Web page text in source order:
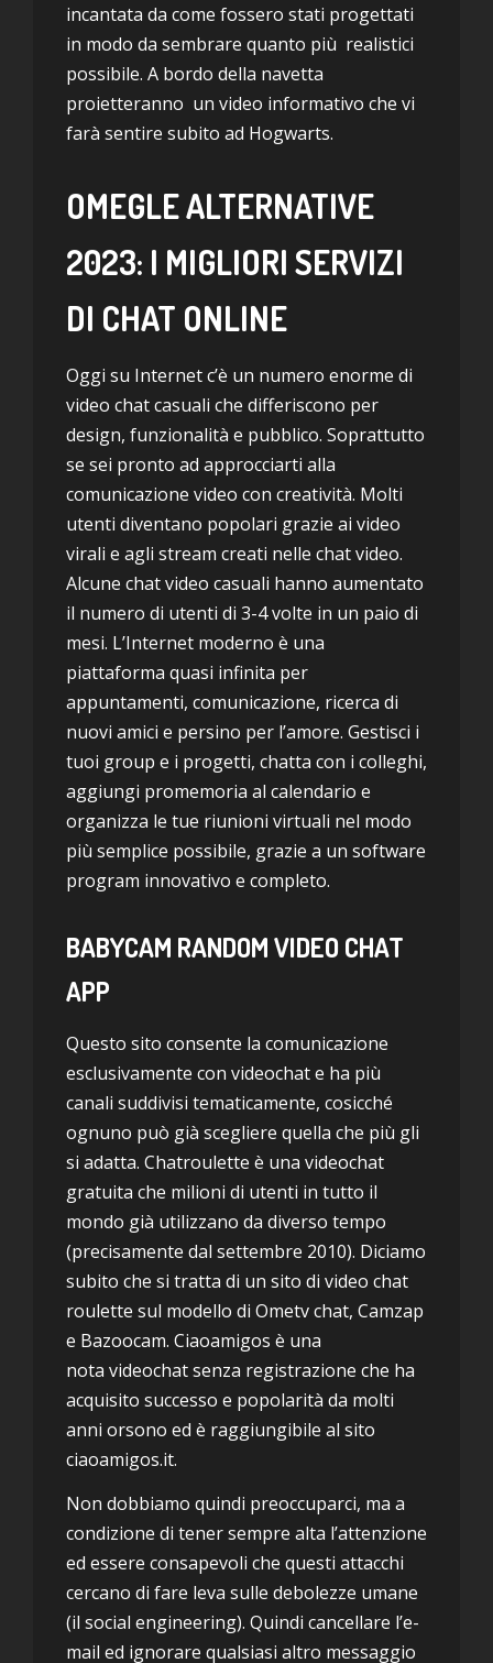
incantata da come fossero stati progettati
in modo da sembrare quanto più realistici
possibile. A bordo della navetta
proietteranno un video informativo che vi
farà sentire subito ad Hogwarts.
OMEGLE ALTERNATIVE
2023: I MIGLIORI SERVIZI
DI CHAT ONLINE
Oggi su Internet c’è un numero enorme di
video chat casuali che differiscono per
design, funzionalità e pubblico. Soprattutto
se sei pronto ad approcciarti alla
comunicazione video con creatività. Molti
utenti diventano popolari grazie ai video
virali e agli stream creati nelle chat video.
Alcune chat video casuali hanno aumentato
il numero di utenti di 3-4 volte in un paio di
mesi. L’Internet moderno è una
piattaforma quasi infinita per
appuntamenti, comunicazione, ricerca di
nuovi amici e persino per l’amore. Gestisci i
tuoi group e i progetti, chatta con i colleghi,
aggiungi promemoria al calendario e
organizza le tue riunioni virtuali nel modo
più semplice possibile, grazie a un software
program innovativo e completo.
BABYCAM RANDOM VIDEO CHAT
APP
Questo sito consente la comunicazione
esclusivamente con videochat e ha più
canali suddivisi tematicamente, cosicché
ognuno può già scegliere quella che più gli
si adatta. Chatroulette è una videochat
gratuita che milioni di utenti in tutto il
mondo già utilizzano da diverso tempo
(precisamente dal settembre 2010). Diciamo
subito che si tratta di un sito di video chat
roulette sul modello di Ometv chat, Camzap
e Bazoocam. Ciaoamigos è una
nota videochat senza registrazione che ha
acquisito successo e popolarità da molti
anni orsono ed è raggiungibile al sito
ciaoamigos.it.
Non dobbiamo quindi preoccuparci, ma a
condizione di tener sempre alta l’attenzione
ed essere consapevoli che questi attacchi
cercano di fare leva sulle debolezze umane
(il social engineering). Quindi cancellare l’e-
mail ed ignorare qualsiasi altro messaggio